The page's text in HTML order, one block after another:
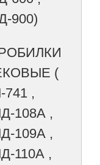
900)
(
,
108А ,
109А ,
110А ,